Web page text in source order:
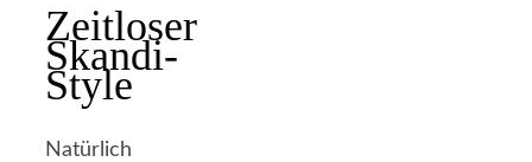
Zeitloser
Skandi-
Style
Natürlich